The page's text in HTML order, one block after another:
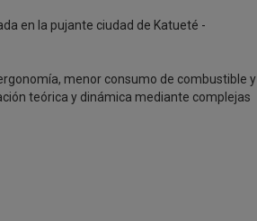
en la pujante ciudad de Katueté -
menor consumo de combustible y
teórica y dinámica mediante complejas